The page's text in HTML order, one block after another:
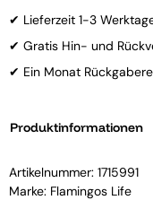
✔ Lieferzeit 1-3
✔ Gratis Hin- und
✔ Ein Monat
Produktinformationen
Artikelnummer: 1715991
Marke: Flamingos Life